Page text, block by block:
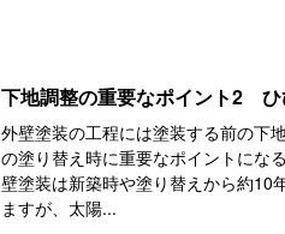
下地調整の重要なポイント2 ひ
外壁塗装の工程には塗装する前の下
の塗り替え時に重要なポイントにな
壁塗装は新築時や塗り替えから約10
ますが、太陽...